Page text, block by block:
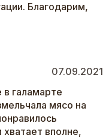
Благодарим,
07.09.2021
в галамарте
мясо на
вполне,